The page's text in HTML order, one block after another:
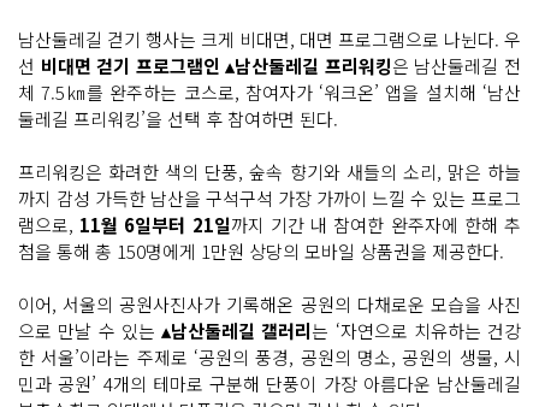
남산둘레길 걷기 행사는 크게 비대면, 대면 프로그램으로 나뉜다. 우
선 비대면 걷기 프로그램인 ▴남산둘레길 프리워킹은 남산둘레길 전
체 7.5㎞를 완주하는 코스로, 참여자가 ‘워크온’ 앱을 설치해 ‘남산
둘레길 프리워킹’을 선택 후 참여하면 된다.
프리워킹은 화려한 색의 단풍, 숲속 향기와 새들의 소리, 맑은 하늘
까지 감성 가득한 남산을 구석구석 가장 가까이 느낄 수 있는 프로그
램으로, 11월 6일부터 21일까지 기간 내 참여한 완주자에 한해 추
첨을 통해 총 150명에게 1만원 상당의 모바일 상품권을 제공한다.
이어, 서울의 공원사진사가 기록해온 공원의 다채로운 모습을 사진
으로 만날 수 있는 ▴남산둘레길 갤러리는 ‘자연으로 치유하는 건강
한 서울’이라는 주제로 ‘공원의 풍경, 공원의 명소, 공원의 생물, 시
민과 공원’ 4개의 테마로 구분해 단풍이 가장 아름다운 남산둘레길